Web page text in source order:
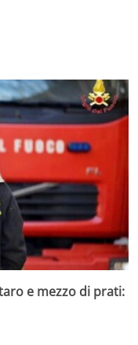
e mezzo di prati: